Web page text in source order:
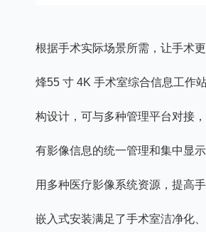
根据手术实际场景所需，让手术
烽55 寸 4K 手术室综合信息工作
构设计，可与多种管理平台对接
有影像信息的统一管理和集中显
用多种医疗影像系统资源，提高
嵌入式安装满足了手术室洁净化